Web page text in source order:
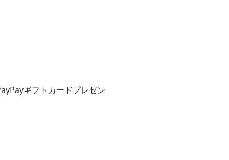
ギフトカードプレゼン